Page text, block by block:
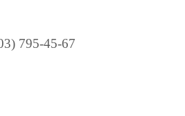
795-45-67